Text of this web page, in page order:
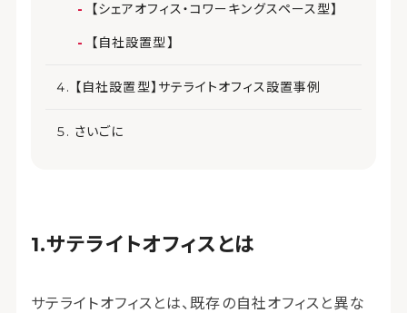
【シェアオフィス・コワーキングスペース型】
【自社設置型】
【自社設置型】サテライトオフィス設置事例
さいごに
サテライトオフィスとは
サテライトオフィスとは、既存の自社オフィスと異な